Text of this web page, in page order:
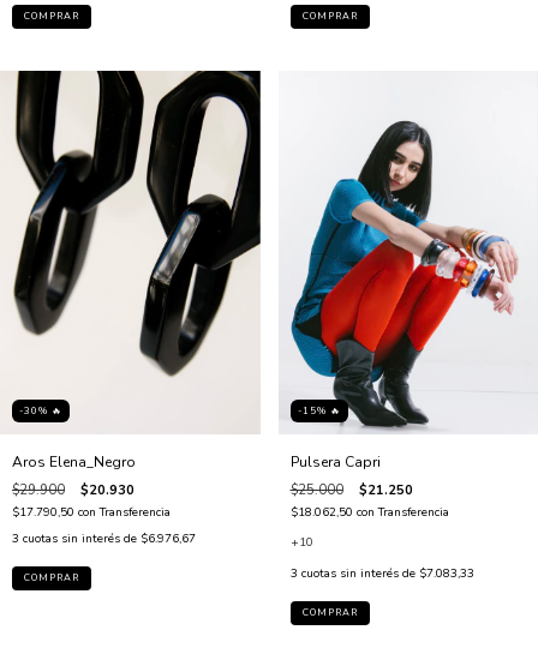
COMPRAR COMPRAR
-30% 🔥
Aros Elena_Negro
$29.900 $20.930
$17.790,50 con Transferencia
3 cuotas sin interés de $6.976,67
-15% 🔥
Pulsera Capri
$25.000 $21.250
$18.062,50 con Transferencia
+10
3 cuotas sin interés de $7.083,33
COMPRAR